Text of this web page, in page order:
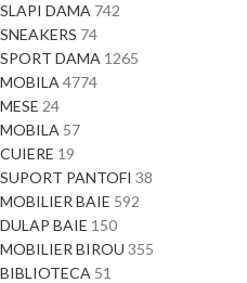
SLAPI DAMA 742
SNEAKERS 74
SPORT DAMA 1265
MOBILA 4774
MESE 24
MOBILA 57
CUIERE 19
SUPORT PANTOFI 38
MOBILIER BAIE 592
DULAP BAIE 150
MOBILIER BIROU 355
BIBLIOTECA 51